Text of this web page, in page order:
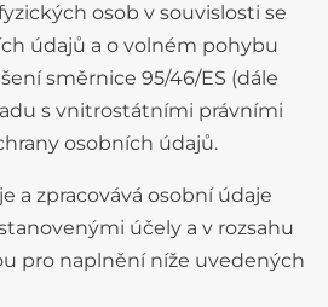
osob v souvislosti se
údajů a o volném pohybu
směrnice 95/46/ES (dále
s vnitrostátními právními
osobních údajů.
a zpracovává osobní údaje
účely a v rozsahu
pro naplnění níže uvedených